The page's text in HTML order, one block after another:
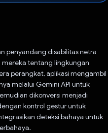
penyandang disabilitas netra
tentang lingkungan
perangkat, aplikasi mengambil
melalui Gemini API untuk
dikonversi menjadi
kontrol gestur untuk
deteksi bahaya untuk